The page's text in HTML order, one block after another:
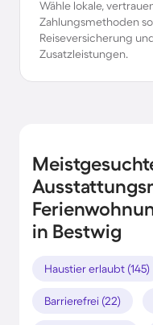
Wähle lokale,
Zahlungsmethoden
Reiseversicherung
Zusatzleistungen.
in Bestwig
Haustier erlaubt (145)
Barrierefrei (22)